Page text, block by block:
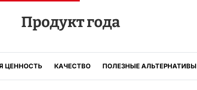
Продукт года
ЦЕННОСТЬ КАЧЕСТВО ПОЛЕЗНЫЕ АЛЬТЕРНАТИВЫ